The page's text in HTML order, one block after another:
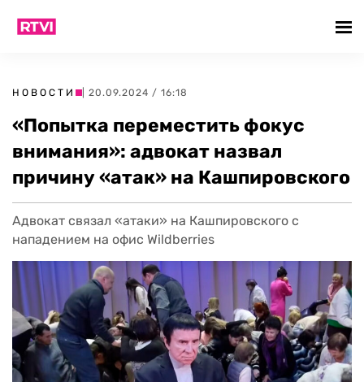
НОВОСТИ | 20.09.2024 / 16:18
«Попытка переместить фокус
внимания»: адвокат назвал
причину «атак» на Кашпировского
Адвокат связал «атаки» на Кашпировского с
нападением на офис Wildberries